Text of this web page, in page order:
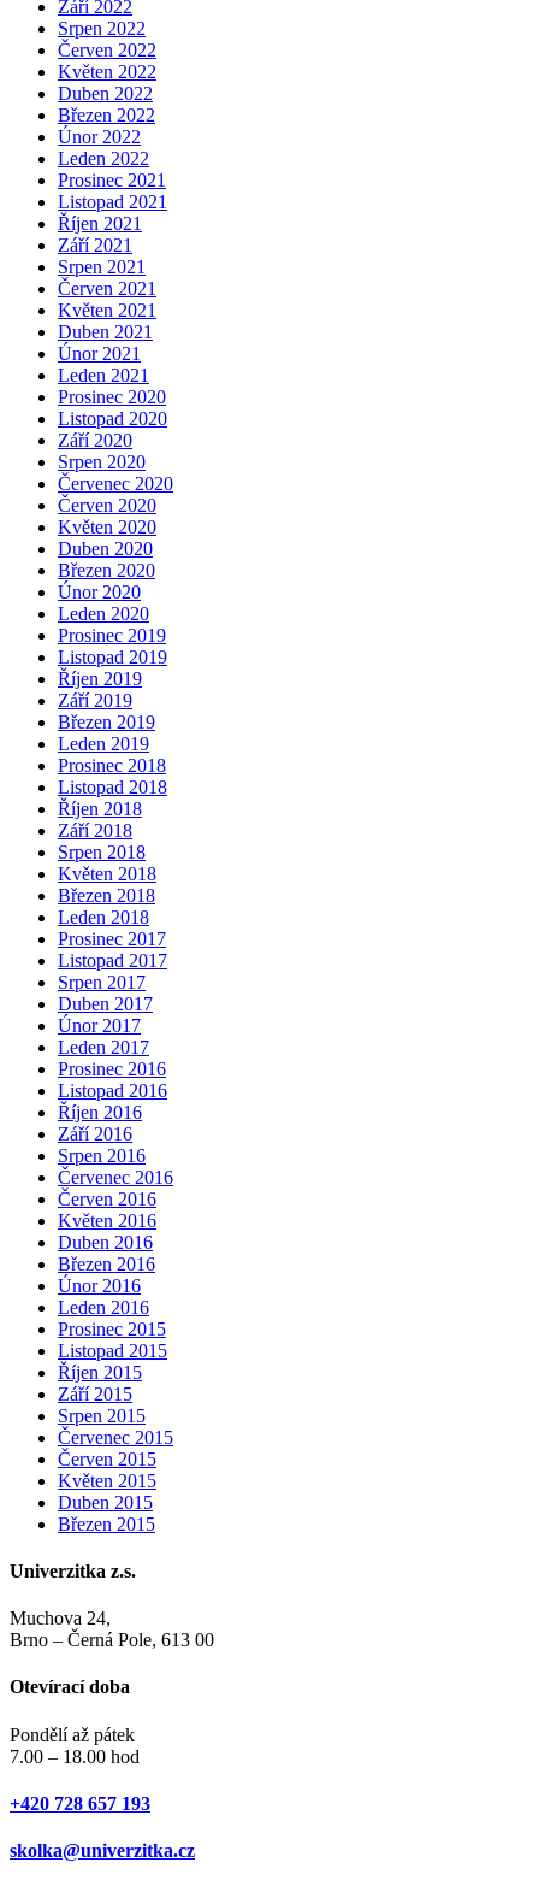
Září 2022
Srpen 2022
Červen 2022
Květen 2022
Duben 2022
Březen 2022
Únor 2022
Leden 2022
Prosinec 2021
Listopad 2021
Říjen 2021
Září 2021
Srpen 2021
Červen 2021
Květen 2021
Duben 2021
Únor 2021
Leden 2021
Prosinec 2020
Listopad 2020
Září 2020
Srpen 2020
Červenec 2020
Červen 2020
Květen 2020
Duben 2020
Březen 2020
Únor 2020
Leden 2020
Prosinec 2019
Listopad 2019
Říjen 2019
Září 2019
Březen 2019
Leden 2019
Prosinec 2018
Listopad 2018
Říjen 2018
Září 2018
Srpen 2018
Květen 2018
Březen 2018
Leden 2018
Prosinec 2017
Listopad 2017
Srpen 2017
Duben 2017
Únor 2017
Leden 2017
Prosinec 2016
Listopad 2016
Říjen 2016
Září 2016
Srpen 2016
Červenec 2016
Červen 2016
Květen 2016
Duben 2016
Březen 2016
Únor 2016
Leden 2016
Prosinec 2015
Listopad 2015
Říjen 2015
Září 2015
Srpen 2015
Červenec 2015
Červen 2015
Květen 2015
Duben 2015
Březen 2015
Univerzitka z.s.
Muchova 24,
Brno – Černá Pole, 613 00
Otevírací doba
Pondělí až pátek
7.00 – 18.00 hod
+420 728 657 193
skolka@univerzitka.cz